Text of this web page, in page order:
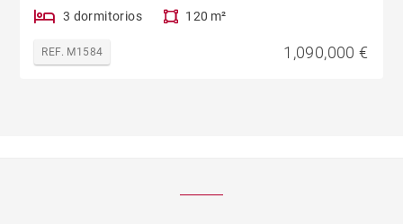
3 dormitorios 120 m²
REF. M1584 1,090,000 €